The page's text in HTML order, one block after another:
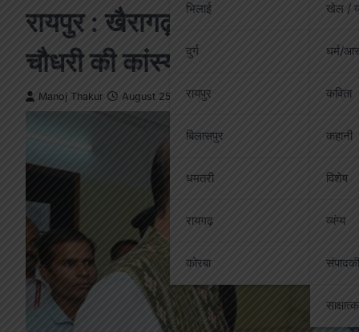
भिलाई
दुर्ग
रायपुर
बिलासपुर
धमतरी
रायगढ़
कोरबा
खेल /
धर्म/
कविता
कहानी
विशेष
व्यंग्य
रायपुर : खैरागढ़ विश्वविद्यालय में
चौधरी की कांस्य प्रतिमा का निर्माण
Manoj Thakur August 25, 2025